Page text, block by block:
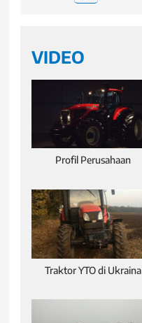
VIDEO
Profil Perusahaan
Traktor YTO di Ukraina